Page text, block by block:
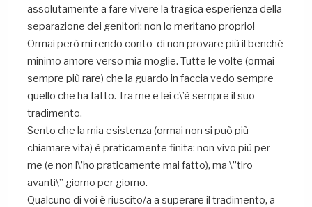
assolutamente a fare vivere la tragica esperienza della
separazione dei genitori; non lo meritano proprio!
Ormai però mi rendo conto di non provare più il benché
minimo amore verso mia moglie. Tutte le volte (ormai
sempre più rare) che la guardo in faccia vedo sempre
quello che ha fatto. Tra me e lei c\’è sempre il suo
tradimento.
Sento che la mia esistenza (ormai non si può più
chiamare vita) è praticamente finita: non vivo più per
me (e non l\’ho praticamente mai fatto), ma \”tiro
avanti\” giorno per giorno.
Qualcuno di voi è riuscito/a a superare il tradimento, a